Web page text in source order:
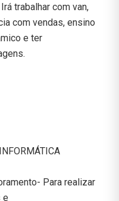
trabalhar com van,
com vendas, ensino
e ter
Para realizar
e